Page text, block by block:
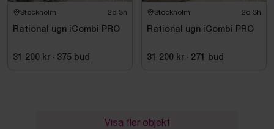
Stockholm 2d 3h
Rational ugn iCombi PRO
31 200 kr · 375 bud
Stockholm 2d 3h
Rational ugn iCombi PRO
31 200 kr · 271 bud
Visa fler objekt